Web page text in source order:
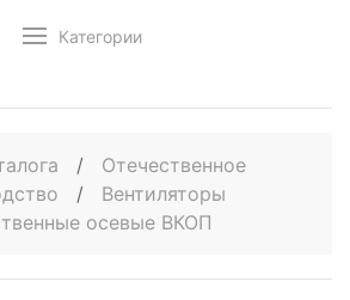
Категории
/
Отечественное
/
Вентиляторы
осевые ВКОП